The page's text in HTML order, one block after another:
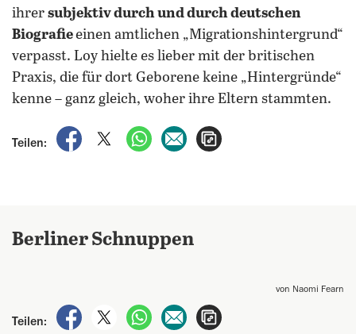
ihrer subjektiv durch und durch deutschen
Biografieeinen amtlichen „Migrationshintergrund“
verpasst. Loy hielte es lieber mit der britischen
Praxis, die für dort Geborene keine „Hintergründe“
kenne – ganz gleich, woher ihre Eltern stammten.
Teilen:
auf Facebook teilen
auf X teilenper WhatsApp teilen
per E-Mail teilen
Berliner Schnuppen
von Naomi Fearn
Teilen:
auf Facebook teilen
auf X teilenper WhatsApp teilen
per E-Mail teilen